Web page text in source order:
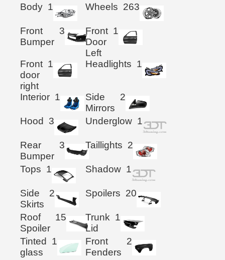
Body 1 Wheels 263
Front
Bumper
3
Front
Door
Left
1
Front
door
right
1 Headlights 1
Interior 1
Side
Mirrors
2
Hood 3 Underglow 1
Rear
Bumper
3 Taillights 2
Tops 1 Shadow 1
Side
Skirts
2 Spoilers 20
Roof
Spoiler
15
Trunk
Lid
1
Tinted
glass
1
Front
Fenders
2